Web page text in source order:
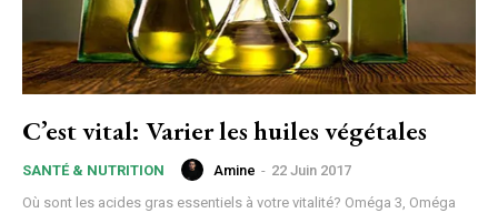
C’est vital: Varier les huiles végétales
SANTÉ & NUTRITION Amine - 22 Juin 2017
Où sont les acides gras essentiels à votre vitalité? Oméga 3, Oméga